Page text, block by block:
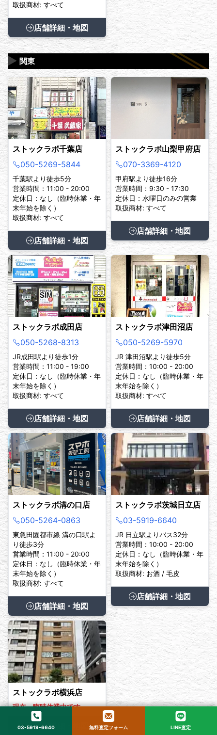
取扱商材: すべて
店舗詳細・地図
関東
▶
ストックラボ千葉店
050-5269-5844
千葉駅より徒歩5分
営業時間：11:00 - 20:00
定休日：なし（臨時休業・年
末年始を除く）
取扱商材: すべて
店舗詳細・地図
ストックラボ山梨甲府店
070-3369-4120
甲府駅より徒歩16分
営業時間：9:30 - 17:30
定休日：水曜日のみの営業
取扱商材: すべて
店舗詳細・地図
ストックラボ成田店
050-5268-8313
JR成田駅より徒歩1分
営業時間：11:00 - 19:00
定休日：なし（臨時休業・年
末年始を除く）
取扱商材: すべて
店舗詳細・地図
ストックラボ津田沼店
050-5269-5970
JR 津田沼駅より徒歩5分
営業時間：10:00 - 20:00
定休日：なし（臨時休業・年
末年始を除く）
取扱商材: すべて
店舗詳細・地図
ストックラボ溝の口店
050-5264-0863
東急田園都市線 溝の口駅よ
り徒歩3分
営業時間：11:00 - 20:00
定休日：なし（臨時休業・年
末年始を除く）
取扱商材: すべて
店舗詳細・地図
ストックラボ茨城日立店
03-5919-6640
JR 日立駅よりバス32分
営業時間：10:00 - 20:00
定休日：なし（臨時休業・年
末年始を除く）
取扱商材: お酒 / 毛皮
店舗詳細・地図
ストックラボ横浜店
現在、臨時休業中です。
店舗詳細・地図
03-5919-6640 無料査定フォーム LINE査定